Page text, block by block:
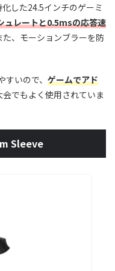
した24.5インチのゲーミ
ュレートと0.5msの応答速
た、モーションブラーを防
いので、 ゲームでアド
でもよく使用されていま
Sleeve